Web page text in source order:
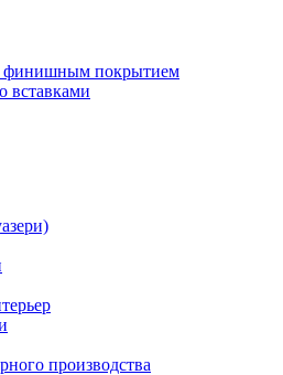
финишным покрытием
вставками
производства